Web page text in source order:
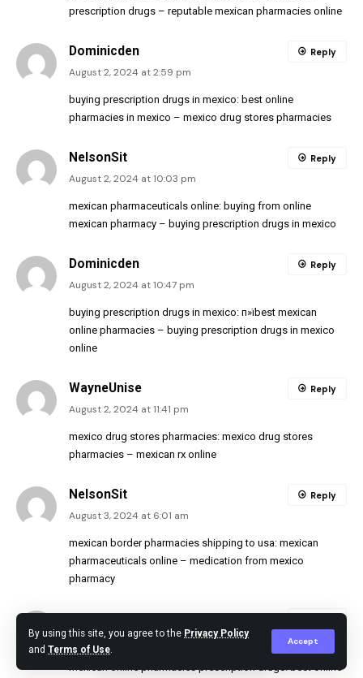
By using this site, you agree to the Privacy Policy
and Terms of Use.
Accept
prescription drugs – reputable mexican pharmacies online
Dominicden
August 2, 2024 at 2:59 pm
buying prescription drugs in mexico: best online
pharmacies in mexico – mexico drug stores pharmacies
Reply
NelsonSit
August 2, 2024 at 10:03 pm
mexican pharmaceuticals online: buying from online
mexican pharmacy – buying prescription drugs in mexico
Reply
Dominicden
August 2, 2024 at 10:47 pm
buying prescription drugs in mexico: п»їbest mexican
online pharmacies – buying prescription drugs in mexico
online
Reply
WayneUnise
August 2, 2024 at 11:41 pm
mexico drug stores pharmacies: mexico drug stores
pharmacies – mexican rx online
Reply
NelsonSit
August 3, 2024 at 6:01 am
mexican border pharmacies shipping to usa: mexican
pharmaceuticals online – medication from mexico
pharmacy
Reply
WayneUnise
August 3, 2024 at 7:26 am